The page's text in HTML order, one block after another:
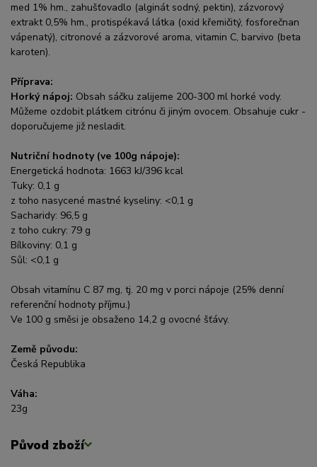
med 1% hm., zahušťovadlo (alginát sodný, pektin), zázvorový
extrakt 0,5% hm., protispékavá látka (oxid křemičitý, fosforečnan
vápenatý), citronové a zázvorové aroma, vitamin C, barvivo (beta
karoten).
Příprava:
Horký nápoj: Obsah sáčku zalijeme 200-300 ml horké vody.
Můžeme ozdobit plátkem citrónu či jiným ovocem. Obsahuje cukr -
doporučujeme již nesladit.
Nutriční hodnoty (ve 100g nápoje):
Energetická hodnota: 1663 kJ/396 kcal
Tuky: 0,1 g
z toho nasycené mastné kyseliny: <0,1 g
Sacharidy: 96,5 g
z toho cukry: 79 g
Bílkoviny: 0,1 g
Sůl: <0,1 g
Obsah vitamínu C 87 mg, tj. 20 mg v porci nápoje (25% denní
referenční hodnoty příjmu.)
Ve 100 g směsi je obsaženo 14,2 g ovocné šťávy.
Země původu:
Česká Republika
Váha:
23g
Původ zboží